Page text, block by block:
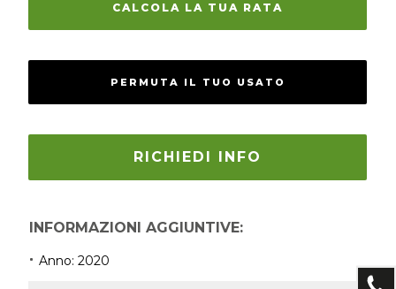
CALCOLA LA TUA RATA
PERMUTA IL TUO USATO
RICHIEDI INFO
INFORMAZIONI AGGIUNTIVE:
Anno: 2020